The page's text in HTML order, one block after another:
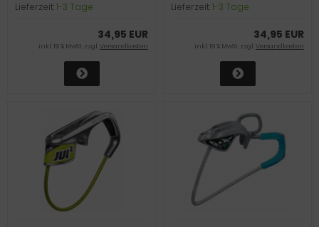
Lieferzeit:1-3 Tage
34,95 EUR
inkl. 19 % MwSt. zzgl.Versandkosten
Lieferzeit:1-3 Tage
34,95 EUR
inkl. 19 % MwSt. zzgl.Versandkosten